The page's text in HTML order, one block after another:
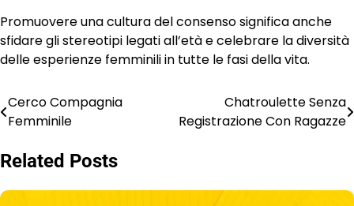
Promuovere una cultura del consenso significa anche
sfidare gli stereotipi legati all’età e celebrare la diversità
delle esperienze femminili in tutte le fasi della vita.
Post
Cerco Compagnia
Femminile
Chatroulette Senza
Registrazione Con Ragazze
Related Posts